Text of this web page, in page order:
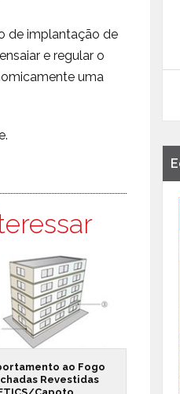
de implantação de
e regular o
uma
ao Fogo
Revestidas